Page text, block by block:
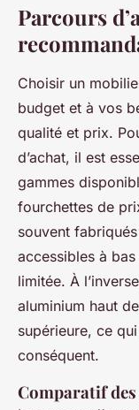
Parcours
Choisir un
budget et à vos
qualité et prix.
d’achat, il est
gammes
fourchettes de
souvent
accessibles à
limitée. À
aluminium haut
supérieure, ce
conséquent.
Comparatif